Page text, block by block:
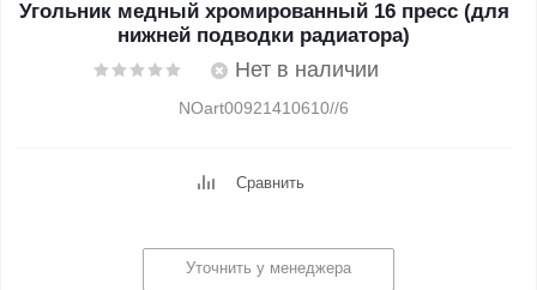
Угольник медный хромированный 16 пресс (для
нижней подводки радиатора)
Нет в наличии
NOart00921410610//6
Сравнить
Уточнить у менеджера